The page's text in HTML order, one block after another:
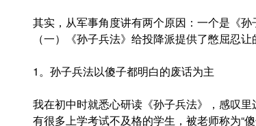
其实，从军事角度讲有两个原因：一个是《孙
（一）《孙子兵法》给投降派提供了憋屈忍
1。孙子兵法以傻子都明白的废话为主
我在初中时就悉心研读《孙子兵法》，感叹
有很多上学考试不及格的学生，被老师称为“